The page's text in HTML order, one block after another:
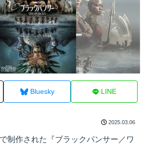
Bluesky LINE
2025.03.06
制作された『ブラックパンサー／ワ